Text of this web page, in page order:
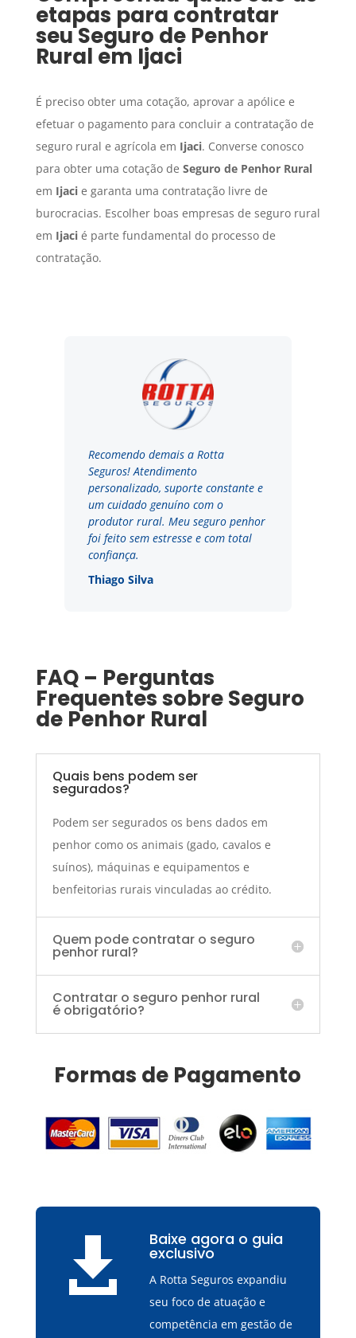
etapas para contratar
seuSeguro de Penhor
Rural em Ijaci
É preciso obter uma cotação, aprovar a apólice e
efetuar o pagamento para concluir a contratação de
seguro rural e agrícola em Ijaci. Converse conosco
para obter uma cotação de Seguro de Penhor Rural
em Ijacie garanta uma contratação livre de
burocracias. Escolher boas empresas de seguro rural
em Ijacié parte fundamental do processo de
contratação.
Recomendo demais a Rotta
Seguros! Atendimento
personalizado, suporte constante e
um cuidado genuíno com o
produtor rural. Meu seguro penhor
foi feito sem estresse e com total
confiança.
Thiago Silva
FAQ – Perguntas
Frequentes sobre Seguro
de Penhor Rural
Quais bens podem ser
segurados?
Podem ser segurados os bens dados em
penhor como os animais (gado, cavalos e
suínos), máquinas e equipamentos e
benfeitorias rurais vinculadas ao crédito.
Quem pode contratar o seguro
penhor rural?
Contratar o seguro penhor rural
é obrigatório?
Formas de Pagamento
 Baixe agora o guia
exclusivo
A Rotta Seguros expandiu
seu foco de atuação e
competência em gestão de